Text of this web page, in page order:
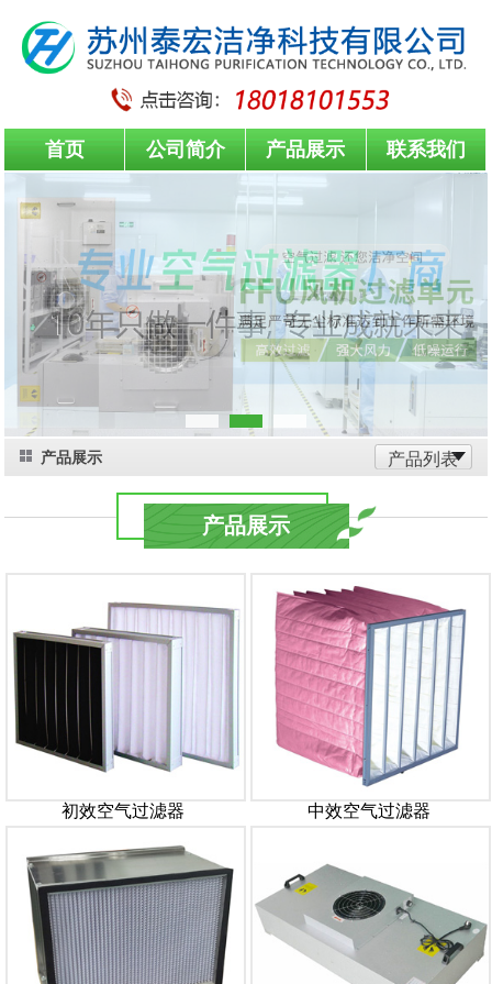
首页 公司简介 产品展示 联系我们
产品展示 产品列表
产品展示
初效空气过滤器 中效空气过滤器